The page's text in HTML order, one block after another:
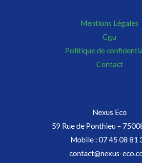
Mentions Légales
Cgu
Politique de
Contact
Nexus Eco
59 Rue de Ponthieu –
Mobile : 07 45 08 81
contact@nexus-